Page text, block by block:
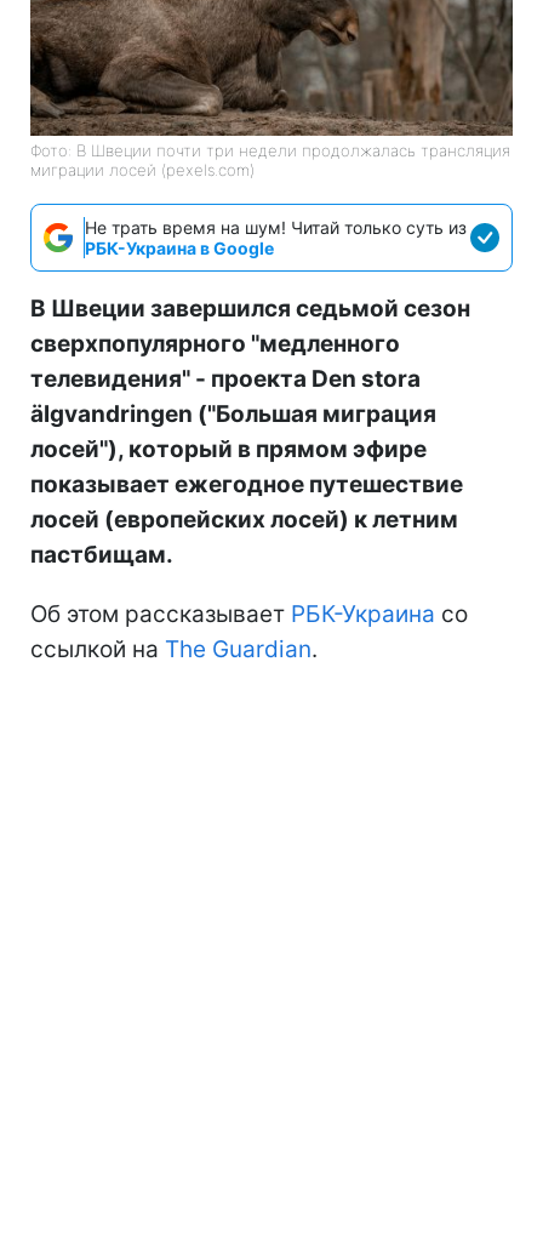
Фото: В Швеции почти три недели продолжалась трансляция
миграции лосей (pexels.com)
Не трать время на шум! Читай только суть из
РБК-Украина в Google
В Швеции завершился седьмой сезон
сверхпопулярного "медленного
телевидения" - проекта Den stora
älgvandringen ("Большая миграция
лосей"), который в прямом эфире
показывает ежегодное путешествие
лосей (европейских лосей) к летним
пастбищам.
Об этом рассказывает РБК-Украина со
ссылкой на The Guardian.